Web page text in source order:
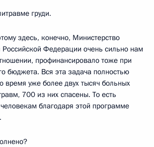
груди.
здесь, конечно, Министерство
Российской Федерации очень сильно нам
профинансировало тоже при
бюджета. Вся эта задача полностью
время уже более двух тысяч больных
700 из них спасены. То есть
благодаря этой программе